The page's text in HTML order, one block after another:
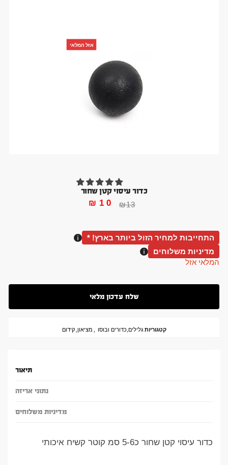
אזל המלאי
כדור עיסוי קטן שחור
₪13
₪ 10
התחייבות למחיר הזול ביותר בארץ! *
מדיניות משלוחים
המלאי אזל
קטגוריות גלילים,כדורים ובוסו , מציאון,קידום
תיאור
נתוני אריזה
מדיניות משלוחים
כדור עיסוי קטן שחור כ5-6 סמ קוטר קשיח איכותי